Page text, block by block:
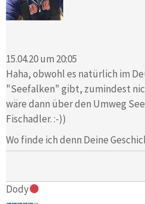
15.04.20 um 20:05
Haha, obwohl es natürlich im
"Seefalken" gibt, zumindest
wäre dann über den Umweg
Fischadler. :-))
Wo finde ich denn Deine
Dody